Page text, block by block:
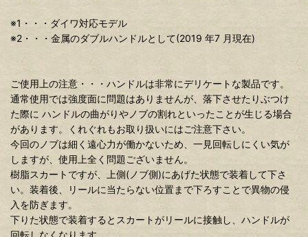
※1・・・ダイワ対応モデル
※2・・・金属のダブルハンドルとして(2019 年7 月現在)
ご使用上の注意・・・ハンドルは非常にデリケートな製品です。
通常使用では強度面に問題はありませんが、落下させたりぶつけ
た際に ハンドルの曲がりやノブの割れといったことが生じる場合
があります。くれぐれもお取り扱いにはご注意下さい。
今回のノブは細く遠心力が働かないため、一見回転しにくい気が
しますが、使用上全く問題ございません。
樹脂スカートですが、上側(ノブ側)にあげた状態で装着して下さ
い。装着後、リールに当たらない位置まで下ろすことで異物の侵
入を防ぎます。
下りた状態で装着するとスカートがリールに接触し、ハンドルが
回転しなくなります。